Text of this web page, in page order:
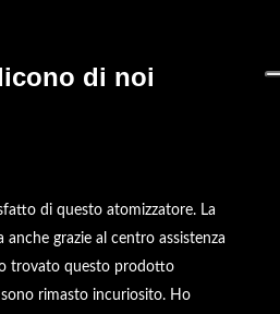
di noi
di questo atomizzatore. La
anche grazie al centro assistenza
trovato questo prodotto
rimasto incuriosito. Ho